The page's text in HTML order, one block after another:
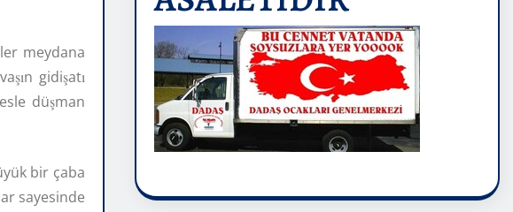
meydana
şın gidişatı
düşman
bir çaba
sayesinde